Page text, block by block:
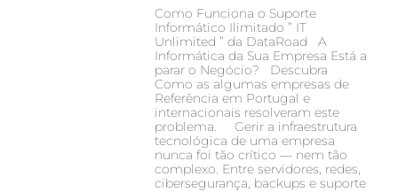
Como Funciona o Suporte
Informático Ilimitado ” IT
Unlimited ” da DataRoad A
Informática da Sua Empresa Está a
parar o Negócio? Descubra
Como as algumas empresas de
Referência em Portugal e
internacionais resolveram este
problema. Gerir a infraestrutura
tecnológica de uma empresa
nunca foi tão crítico — nem tão
complexo. Entre servidores, redes,
cibersegurança, backups e suporte